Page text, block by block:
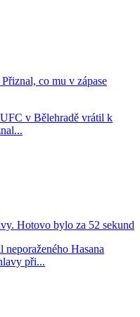
co mu v zápase
v Bělehradě vrátil k
Hotovo bylo za 52 sekund
Hasana
při...